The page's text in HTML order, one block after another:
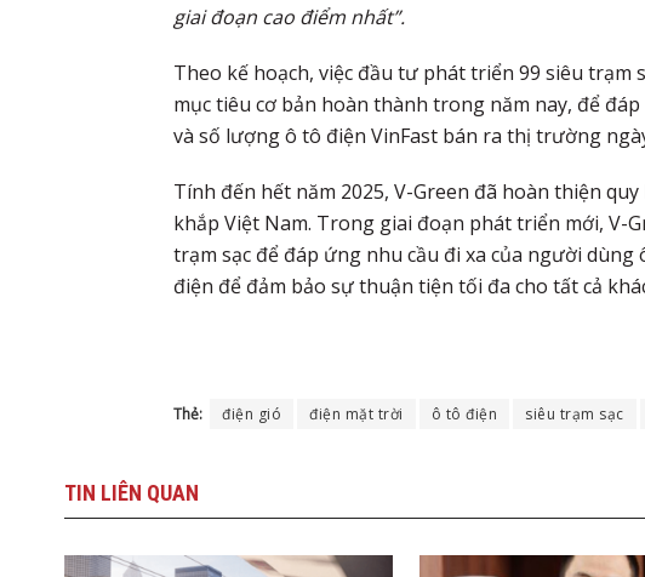
giai đoạn cao điểm nhất”.
Theo kế hoạch, việc đầu tư phát triển 99 siêu trạm
mục tiêu cơ bản hoàn thành trong năm nay, để
và số lượng ô tô điện VinFast bán ra thị trường
Tính đến hết năm 2025, V-Green đã hoàn thiện
khắp Việt Nam. Trong giai đoạn phát triển mới, V-
trạm sạc để đáp ứng nhu cầu đi xa của người
điện để đảm bảo sự thuận tiện tối đa cho tất cả
Thẻ:
điện gió điện mặt trời ô tô điện siêu trạm sạc
TIN LIÊN QUAN